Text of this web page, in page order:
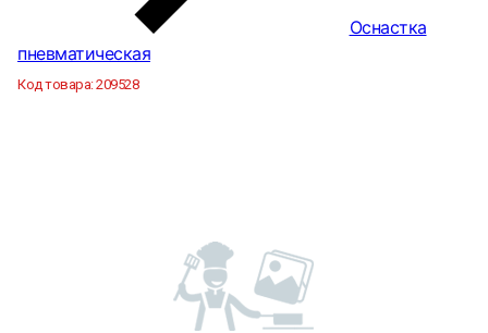
Оснастка
пневматическая
Код товара:209528